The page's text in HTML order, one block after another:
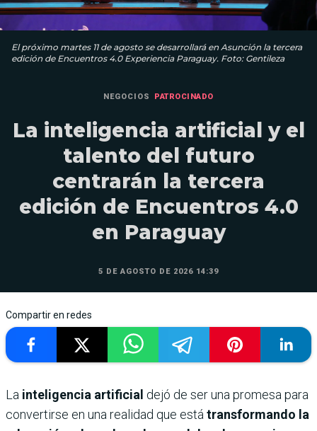
El próximo martes 11 de agosto se desarrollará en Asunción la tercera
edición de Encuentros 4.0 Experiencia Paraguay. Foto: Gentileza
NEGOCIOS PATROCINADO
La inteligencia artificial y el
talento del futuro
centrarán la tercera
edición de Encuentros 4.0
en Paraguay
5 DE AGOSTO DE 2026 14:39
Compartir en redes
La inteligencia artificial dejó de ser una promesa para
convertirse en una realidad que está transformando la